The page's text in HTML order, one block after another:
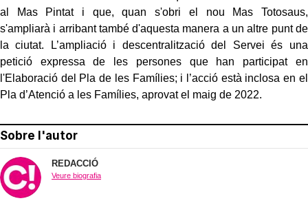
al Mas Pintat i que, quan s'obri el nou Mas Totosaus,
s'ampliarà i arribant també d'aquesta manera a un altre punt de
la ciutat. L’ampliació i descentralització del Servei és una
petició expressa de les persones que han participat en
l'Elaboració del Pla de les Famílies; i l’acció està inclosa en el
Pla d’Atenció a les Famílies, aprovat el maig de 2022.
Sobre l'autor
REDACCIÓ
Veure biografia